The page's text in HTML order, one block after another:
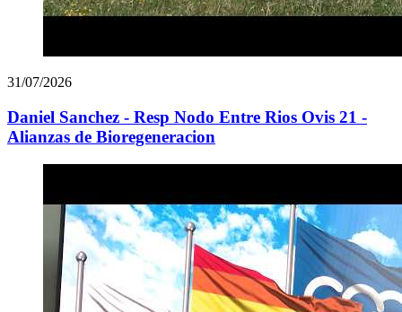
31/07/2026
Daniel Sanchez - Resp Nodo Entre Rios Ovis 21 -
Alianzas de Bioregeneracion